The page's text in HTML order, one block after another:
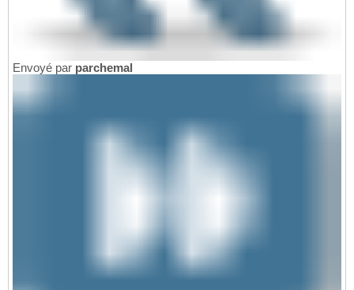
Envoyé par parchemal